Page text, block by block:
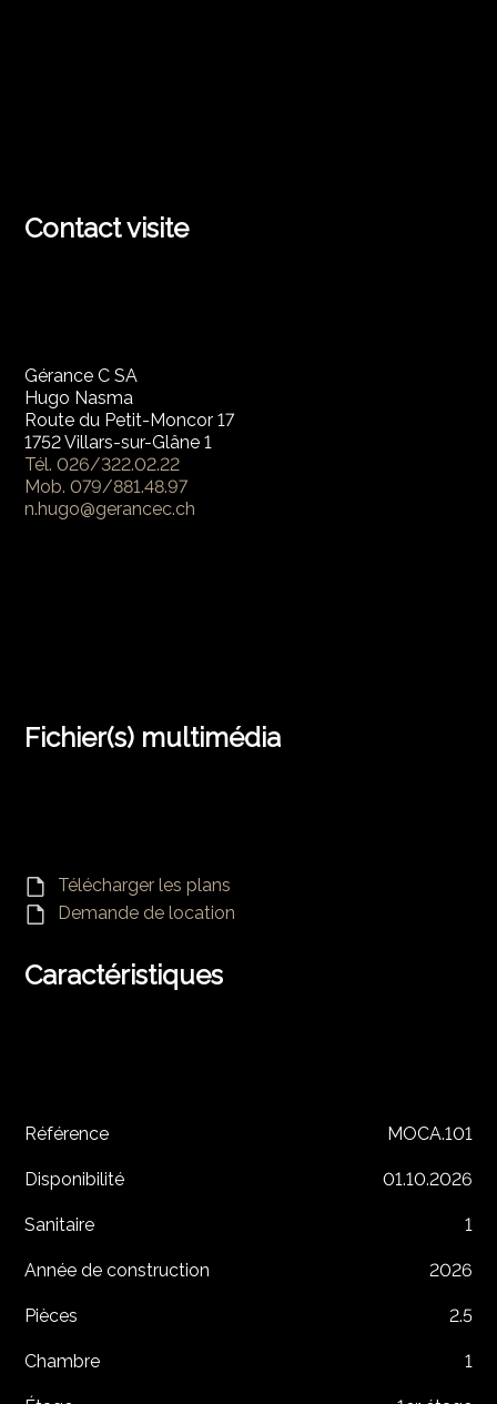
Contact visite
Gérance C SA
Hugo Nasma
Route du Petit-Moncor 17
1752 Villars-sur-Glâne 1
Tél.026/322.02.22
Mob.079/881.48.97
n.hugo@gerancec.ch
Fichier(s) multimédia
Télécharger les plans
Demande de location
Caractéristiques
Référence MOCA.101
Disponibilité 01.10.2026
Sanitaire 1
Année de construction 2026
Pièces 2.5
Chambre 1